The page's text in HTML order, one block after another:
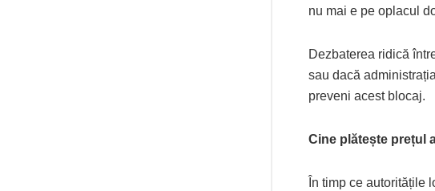
nu mai e pe oplacul
Dezbaterea ridică
sau dacă
preveni acest blocaj.
Cine plătește prețul
În timp ce autoritățile